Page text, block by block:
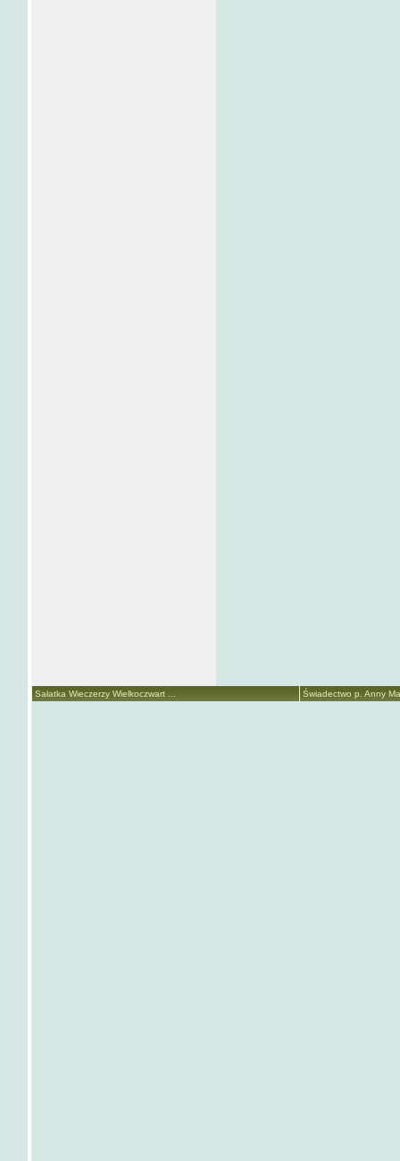
Sałatka Wieczerzy Wielkoczwart ... Świadectwo p. Anny